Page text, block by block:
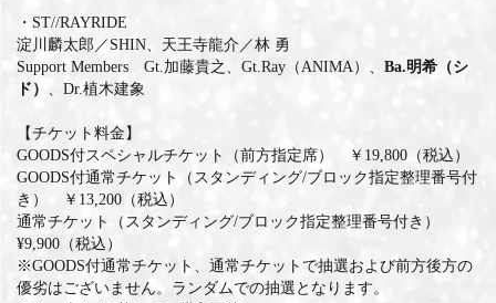
日本語
・ST//RAYRIDE
淀川麟太郎／SHIN、天王寺龍介／林 勇
Support Members Gt.加藤貴之、Gt.Ray（ANIMA）、 Ba.明希（シ
ド）
、Dr.植木建象
【チケット料金】
GOODS付スペシャルチケット（前方指定席） ￥19,800（税込）
GOODS付通常チケット（スタンディング/ブロック指定整理番号付
き） ￥13,200（税込）
通常チケット（スタンディング/ブロック指定整理番号付き）
¥9,900（税込）
※GOODS付通常チケット、通常チケットで抽選および前方後方の
優劣はございません。ランダムでの抽選となります。